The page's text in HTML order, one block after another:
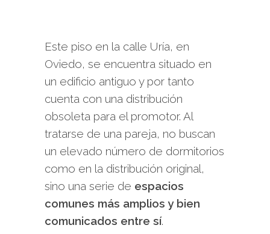
Este piso en la calle Uría, en
Oviedo, se encuentra situado en
un edificio antiguo y por tanto
cuenta con una distribución
obsoleta para el promotor. Al
tratarse de una pareja, no buscan
un elevado número de dormitorios
como en la distribución original,
sino una serie de espacios
comunes más amplios y bien
comunicados entre sí.